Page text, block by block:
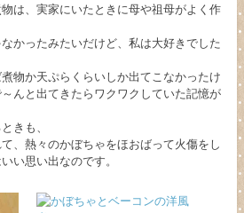
は、実家にいたときに母や祖母がよく作
かったみたいだけど、私は大好きでした
物か天ぷらくらいしか出てこなかったけ
んと出てきたらワクワクしていた記憶が
きも、
、熱々のかぼちゃをほおばって火傷をし
い思い出なのです。